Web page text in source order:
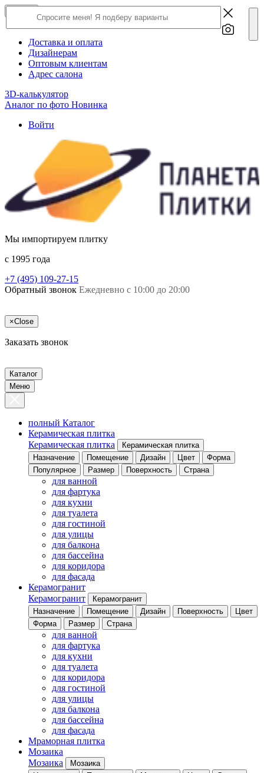
О компании
Доставка и оплата
Дизайнерам
Оптовым клиентам
Адрес салона
3D-калькулятор
Аналог по фото Новинка
Войти
Мы импортируем плитку
c 1995 года
+7 (495) 109-27-15
Обратный звонок Ежедневно с 10:00 до 20:00
×Close
Заказать звонок
Каталог
Меню
полный Каталог
Керамическая плитка
Керамическая плитка
Керамическая плитка
Назначение
Помещение Дизайн Цвет
Форма
Популярное
Размер Поверхность Страна
для ванной
для фартука
для кухни
для туалета
для гостиной
для улицы
для балкона
для бассейна
для коридора
для фасада
Керамогранит
Керамогранит
Керамогранит
Назначение
Помещение Дизайн Поверхность
Цвет
Форма
Размер Страна
для ванной
для фартука
для кухни
для туалета
для коридора
для гостиной
для улицы
для балкона
для бассейна
для фасада
Мраморная плитка
Мозаика
Мозаика
Мозаика